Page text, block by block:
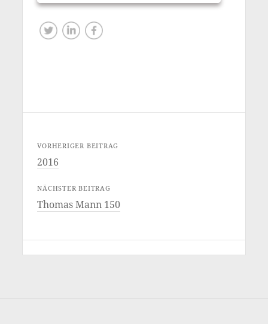
VORHERIGER BEITRAG
2016
NÄCHSTER BEITRAG
Thomas Mann 150